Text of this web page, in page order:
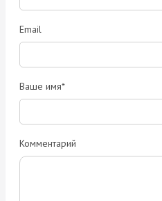
Email
Ваше имя*
Комментарий